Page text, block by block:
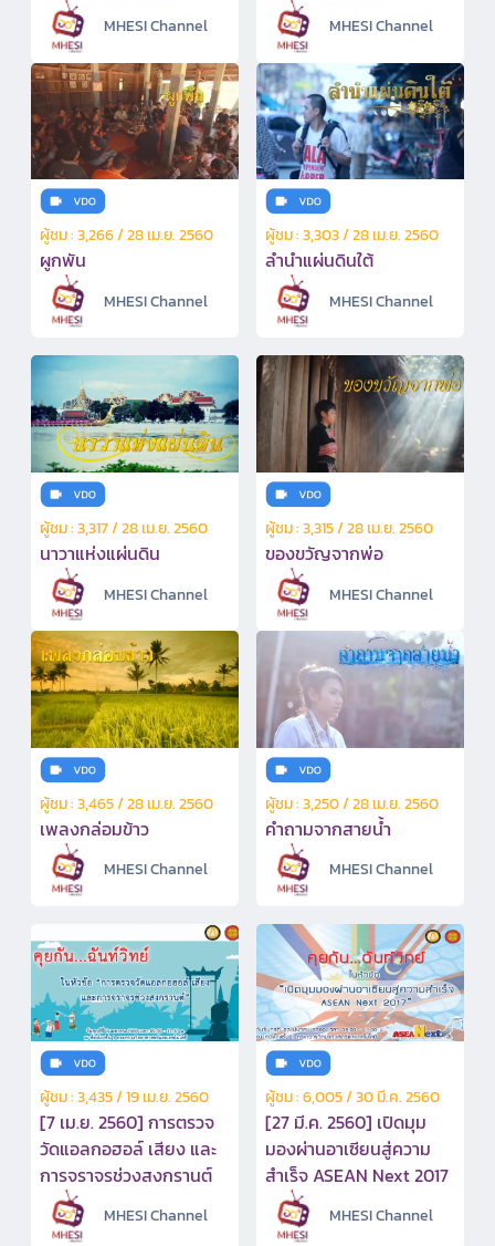
MHESI Channel MHESI Channel
ผู้ชม : 3,266 / 28 เม.ย. 2560
ผูกพัน
MHESI Channel
ผู้ชม : 3,303 / 28 เม.ย. 2560
ลำนำแผ่นดินใต้
MHESI Channel
ผู้ชม : 3,317 / 28 เม.ย. 2560
นาวาแห่งแผ่นดิน
MHESI Channel
ผู้ชม : 3,315 / 28 เม.ย. 2560
ของขวัญจากพ่อ
MHESI Channel
ผู้ชม : 3,465 / 28 เม.ย. 2560
เพลงกล่อมข้าว
MHESI Channel
ผู้ชม : 3,250 / 28 เม.ย. 2560
คำถามจากสายน้ำ
MHESI Channel
ผู้ชม : 3,435 / 19 เม.ย. 2560
[7 เม.ย. 2560] การตรวจ
วัดแอลกอฮอล์ เสียง และ
การจราจรช่วงสงกรานต์
MHESI Channel
ผู้ชม : 6,005 / 30 มี.ค. 2560
[27 มี.ค. 2560] เปิดมุม
มองผ่านอาเซียนสู่ความ
สำเร็จ ASEAN Next 2017
MHESI Channel